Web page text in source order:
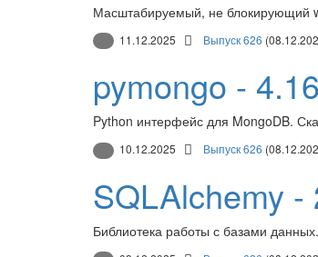
Масштабируемый, не блокирующий
11.12.2025 Выпуск 626
pymongo -
Python интерфейс для MongoDB.
10.12.2025 Выпуск 626
SQLAlchemy -
Библиотека работы с базами